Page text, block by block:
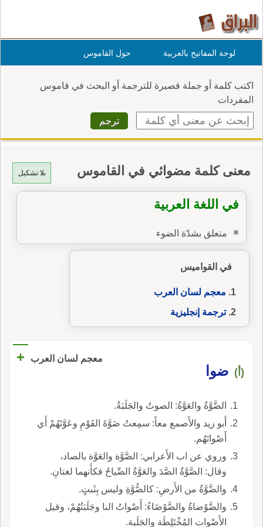
لوحة المفاتيح بالعربية حول القاموس
اكتب كلمة أو جملة قصيرة للترجمة أو البحث في قاموس
المفردات
بلا تشكيل معنى كلمة مضوائي في القاموس
في اللغة العربية
متعلق بشدّة الضوء
في القواميس
معجم لسان العرب
ترجمة إنجليزية
معجم لسان العرب +
(أ) ضوا
الضَّوَّةُ والعَوَّةُ: الصوتُ والجَلَبَةُ.
أَبو زيد والأَصمع معاً: سمِعتُ ضَوَّةَ القَوْمِ وعَوَّتَهُمْ أَي
أَصْواتَهُم.
وروي عن اب الأَعرابي: الصَّوَّة والعَوَّة بالصاد،
وقال: الصَّوَّةُ الصَّدَ والعَوَّةُ الصِّياحُ فكأَنهما لغتانِ.
والضَّوَّةُ من الأَرضِ: كالصُّوَّةِ وليس بِثَبتٍ.
والضَّوْضاةُ والضَّوْضَاءُ: أَصْواتُ النا وجَلَبَتُهُمْ، وقيل
الأَصْوات المُخْتَلِطَة والجَلَبة.